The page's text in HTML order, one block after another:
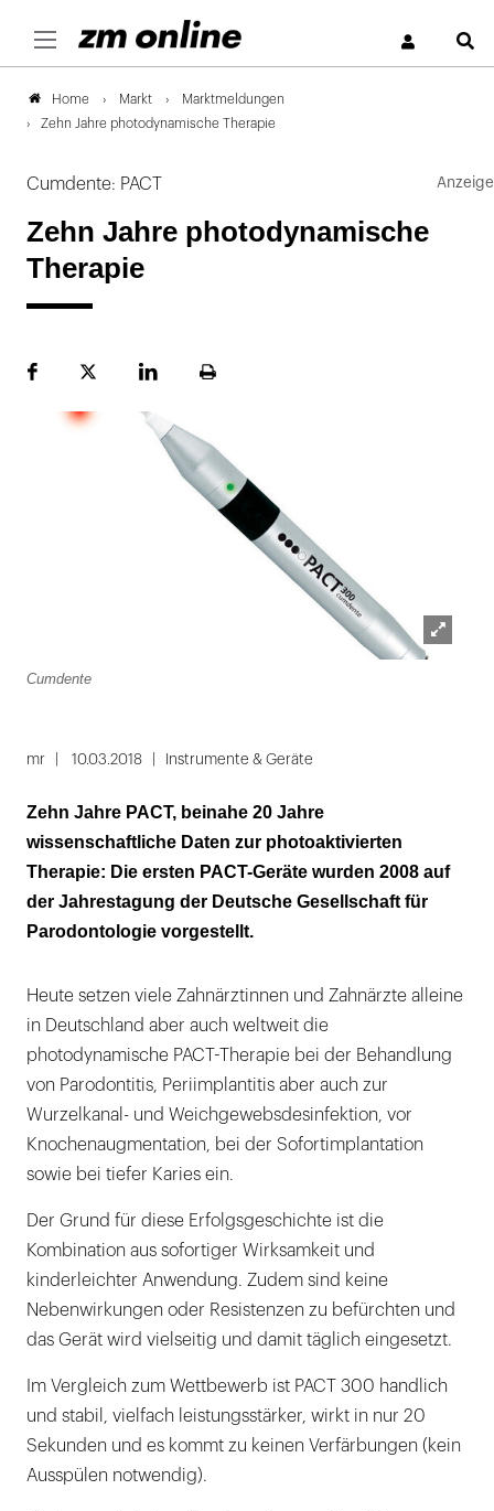
Home Markt
Marktmeldungen
Zehn Jahre photodynamische Therapie
Cumdente: PACT
Zehn Jahre photodynamische
Therapie
FacebookPlattformLinekdInSeite
Lightbox
Cumdente
mr 10.03.2018 Instrumente & Geräte
Zehn Jahre PACT, beinahe 20 Jahre
wissenschaftliche Daten zur photoaktivierten
Therapie: Die ersten PACT-Geräte wurden 2008 auf
der Jahrestagung der Deutsche Gesellschaft für
Parodontologie vorgestellt.
Heute setzen viele Zahnärztinnen und Zahnärzte alleine
in Deutschland aber auch weltweit die
photodynamische PACT-Therapie bei der Behandlung
von Parodontitis, Periimplantitis aber auch zur
Wurzelkanal- und Weichgewebsdesinfektion, vor
Knochenaugmentation, bei der Sofortimplantation
sowie bei tiefer Karies ein.
Der Grund für diese Erfolgsgeschichte ist die
Kombination aus sofortiger Wirksamkeit und
kinderleichter Anwendung. Zudem sind keine
Nebenwirkungen oder Resistenzen zu befürchten und
das Gerät wird vielseitig und damit täglich eingesetzt.
Im Vergleich zum Wettbewerb ist PACT 300 handlich
und stabil, vielfach leistungsstärker, wirkt in nur 20
Sekunden und es kommt zu keinen Verfärbungen (kein
Ausspülen notwendig).